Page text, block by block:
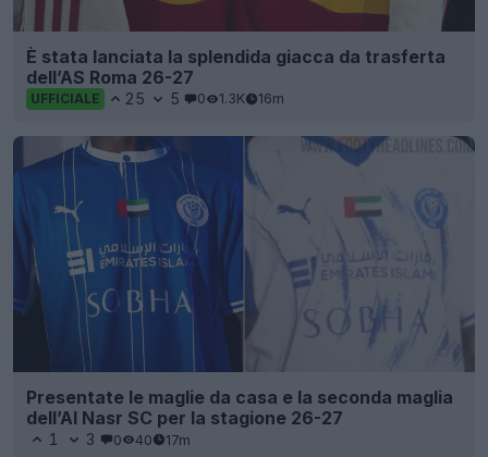
È stata lanciata la splendida giacca da trasferta
dell’AS Roma 26-27
UFFICIALE 25 5 0 1.3K 16m
Presentate le maglie da casa e la seconda maglia
dell’Al Nasr SC per la stagione 26-27
1 3 0 40 17m